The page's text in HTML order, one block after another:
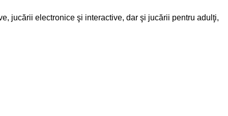
jucării electronice şi interactive, dar şi jucării pentru adulţi,